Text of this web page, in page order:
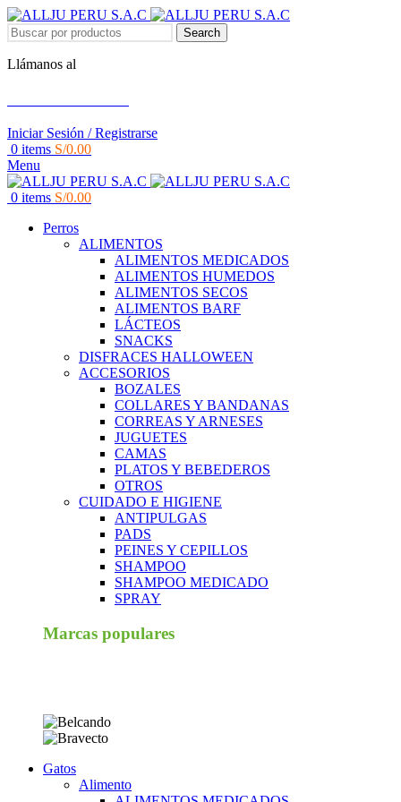
Search
Llámanos al
Iniciar Sesión / Registrarse
0 items S/0.00
Menu
0 items S/0.00
Perros
ALIMENTOS
ALIMENTOS MEDICADOS
ALIMENTOS HUMEDOS
ALIMENTOS SECOS
ALIMENTOS BARF
LÁCTEOS
SNACKS
DISFRACES HALLOWEEN
ACCESORIOS
BOZALES
COLLARES Y BANDANAS
CORREAS Y ARNESES
JUGUETES
CAMAS
PLATOS Y BEBEDEROS
OTROS
CUIDADO E HIGIENE
ANTIPULGAS
PADS
PEINES Y CEPILLOS
SHAMPOO
SHAMPOO MEDICADO
SPRAY
Marcas populares
Gatos
Alimento